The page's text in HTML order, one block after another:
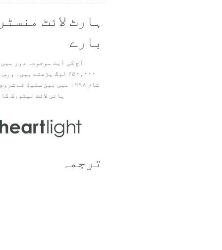
ہارٹ لائٹ
بارے
آج کی آیت موجودہ دور
۲۵۰،۰۰۰ لوگ پڑھتے ہیں۔
ہائی لائٹ نیٹورک
ترجمہ